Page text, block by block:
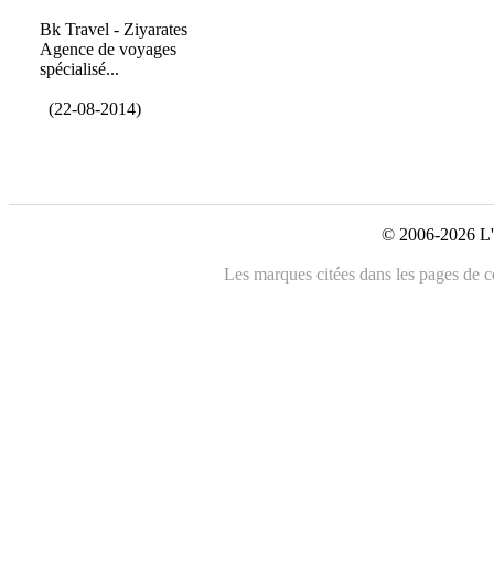
Bk Travel - Ziyarates
Agence de voyages
spécialisé...
(22-08-2014)
© 2006-2026
Les marques citées dans les pages de